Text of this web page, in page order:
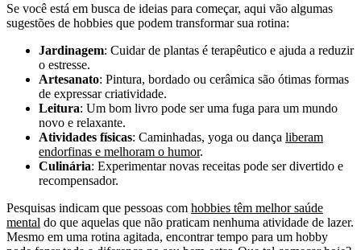
Se você está em busca de ideias para começar, aqui vão algumas
sugestões de hobbies que podem transformar sua rotina:
Jardinagem: Cuidar de plantas é terapêutico e ajuda a reduzir
o estresse.
Artesanato: Pintura, bordado ou cerâmica são ótimas formas
de expressar criatividade.
Leitura: Um bom livro pode ser uma fuga para um mundo
novo e relaxante.
Atividades físicas: Caminhadas, yoga ou dança liberam
endorfinas e melhoram o humor.
Culinária: Experimentar novas receitas pode ser divertido e
recompensador.
Pesquisas indicam que pessoas com hobbies têm melhor saúde
mental do que aquelas que não praticam nenhuma atividade de lazer.
Mesmo em uma rotina agitada, encontrar tempo para um hobby